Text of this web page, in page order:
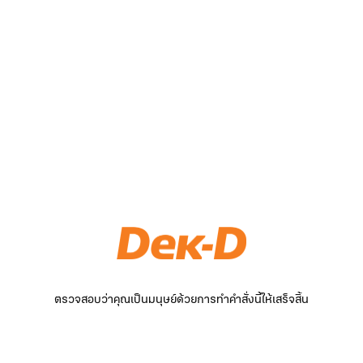
ตรวจสอบว่าคุณเป็นมนุษย์ด้วยการทำคำสั่งนี้ให้เสร็จสิ้น